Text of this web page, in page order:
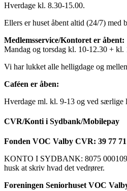
Hverdage kl. 8.30-15.00.
Ellers er huset åbent altid (24/7) med
Medlemsservice/Kontoret er åbent:
Mandag og torsdag kl. 10-12.30 + kl.
Vi har lukket alle helligdage og
Caféen er åben:
Hverdage ml. kl. 9-13 og ved særlige
CVR/Konti i Sydbank/Mobilepay
Fonden VOC Valby CVR: 39 77
KONTO I SYDBANK: 8075
husk at skriv hvad det vedrører.
Foreningen Seniorhuset VOC